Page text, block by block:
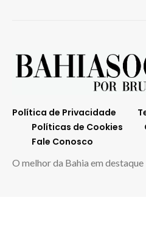
Política de Privacidade
Políticas de Cookies
Fale Conosco
O melhor da Bahia em destaque